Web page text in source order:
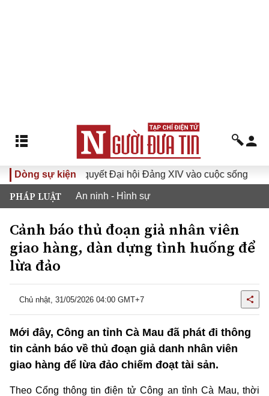
Dòng sự kiện
Đưa Nghị quyết Đại hội Đảng XIV vào cuộc sống
PHÁP LUẬT An ninh - Hình sự
Cảnh báo thủ đoạn giả nhân viên
giao hàng, dàn dựng tình huống để
lừa đảo
Chủ nhật, 31/05/2026 04:00 GMT+7
Mới đây, Công an tỉnh Cà Mau đã phát đi thông
tin cảnh báo về thủ đoạn giả danh nhân viên
giao hàng để lừa đảo chiếm đoạt tài sản.
Theo Cổng thông tin điện tử Công an tỉnh Cà Mau, thời